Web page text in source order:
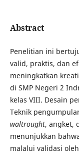
Abstract
Penelitian ini
valid, praktis, dan
meningkatkan
di SMP Negeri 2
kelas VIII. Desain
Teknik
waltrought, angket,
menunjukkan
malalui validasi